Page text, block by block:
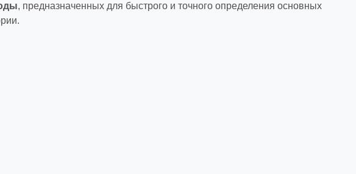
, предназначенных для быстрого и точного определения основных